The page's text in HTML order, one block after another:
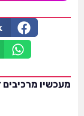
מעכשיו